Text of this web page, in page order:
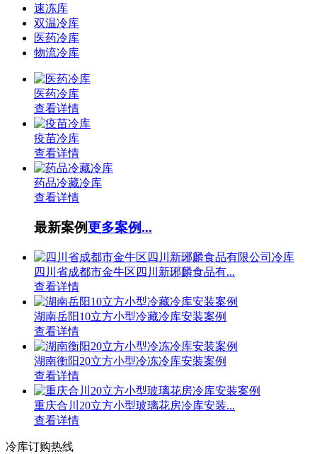
速冻库
双温冷库
医药冷库
物流冷库
医药冷库
查看详情
疫苗冷库
查看详情
药品冷藏冷库
查看详情
最新案例更多案例...
四川省成都市金牛区四川新琊麟食品有...
查看详情
湖南岳阳10立方小型冷藏冷库安装案例
查看详情
湖南衡阳20立方小型冷冻冷库安装案例
查看详情
重庆合川20立方小型玻璃花房冷库安装...
查看详情
冷库订购热线